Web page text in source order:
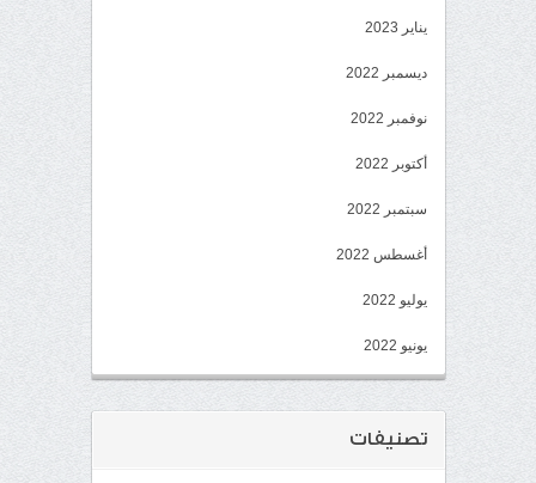
يناير 2023
ديسمبر 2022
نوفمبر 2022
أكتوبر 2022
سبتمبر 2022
أغسطس 2022
يوليو 2022
يونيو 2022
تصنيفات